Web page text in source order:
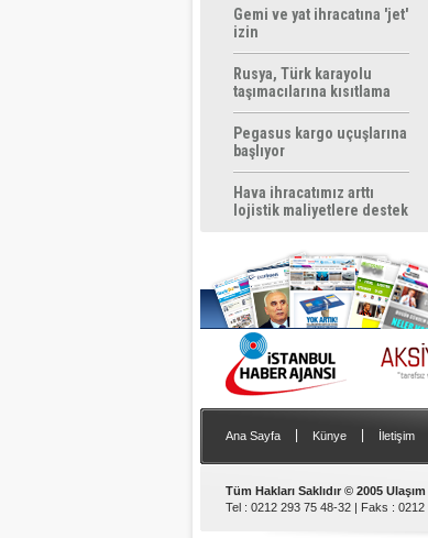
Gemi ve yat ihracatına 'jet'
izin
Rusya, Türk karayolu
taşımacılarına kısıtlama
getirebilir
Pegasus kargo uçuşlarına
başlıyor
Hava ihracatımız arttı
lojistik maliyetlere destek
Ana Sayfa Künye İletişim
Tüm Hakları Saklıdır © 2005
Tel : 0212 293 75 48-32 | Faks : 0212